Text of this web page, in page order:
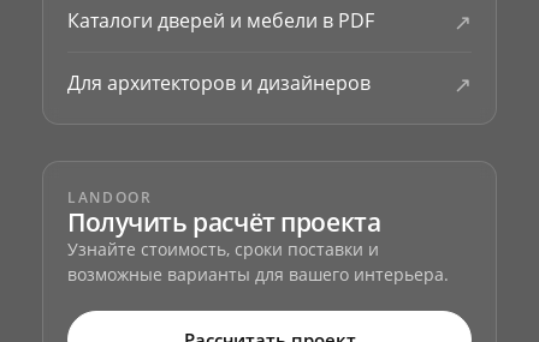
Каталоги дверей и мебели в PDF ↗
Для архитекторов и дизайнеров ↗
LANDOOR
Получить расчёт проекта
Узнайте стоимость, сроки поставки и
возможные варианты для вашего интерьера.